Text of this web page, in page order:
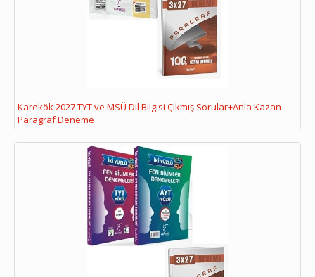
Karekök 2027 TYT ve MSÜ Dil Bilgisi Çıkmış Sorular+Anla Kazan
Paragraf Deneme